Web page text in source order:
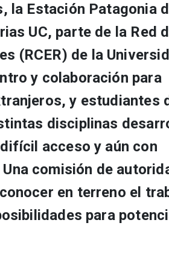
la Estación Patagonia
UC, parte de la Red
(RCER) de la
y colaboración para
y estudiantes
disciplinas
acceso y aún con
comisión de
en terreno el
para